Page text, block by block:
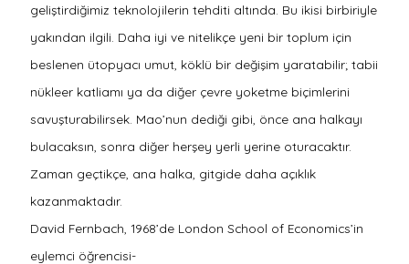
geliştirdiğimiz teknolojilerin tehditi altında. Bu ikisi birbiriyle
yakından ilgili. Daha iyi ve nitelikçe yeni bir toplum için
beslenen ütopyacı umut, köklü bir değişim yaratabilir; tabii
nükleer katliamı ya da diğer çevre yoketme biçimlerini
savuşturabilirsek. Mao’nun dediği gibi, önce ana halkayı
bulacaksın, sonra diğer herşey yerli yerine oturacaktır.
Zaman geçtikçe, ana halka, gitgide daha açıklık
kazanmaktadır.
David Fernbach, 1968’de London School of Economics’in
eylemci öğrencisi-